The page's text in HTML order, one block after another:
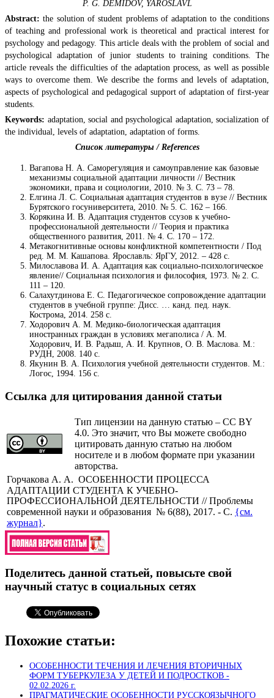
P. G. DEMIDOV, YAROSLAVL
Abstract:the solution of student problems of adaptation to the conditions
of teaching and professional work is theoretical and practical interest for
psychology and pedagogy. This article deals with the problem of social and
psychological adaptation of junior students to training conditions. The
article reveals the difficulties of the adaptation process, as well as possible
ways to overcome them. We describe the forms and levels of adaptation,
aspects of psychological and pedagogical support of adaptation of first-year
students.
Keywords: adaptation, social and psychological adaptation, socialization of
the individual, levels of adaptation, adaptation of forms.
Список литературы / References
Вагапова Н. А. Саморегуляция и самоуправление как базовые
механизмы социальной адаптации личности // Вестник
экономики, права и социологии, 2010. № 3. С. 73 – 78.
Елгина Л. С. Социальная адаптация студентов в вузе // Вестник
Бурятского госуниверситета, 2010. № 5. С. 162 – 166.
Корякина И. В. Адаптация студентов ссузов к учебно-
профессиональной деятельности // Теория и практика
общественного развития, 2011. № 4. С. 170 – 172.
Метакогнитивные основы конфликтной компетентности / Под
ред. М. М. Кашапова. Ярославль: ЯрГУ, 2012. – 428 с.
Милославова И. А. Адаптация как социально-психологическое
явление// Социальная психология и философия, 1973. № 2. С.
111 – 120.
Салахутдинова Е. С. Педагогическое сопровождение адаптации
студентов в учебной группе: Дисс. … канд. пед. наук.
Кострома, 2014. 258 с.
Ходорович А. М. Медико-биологическая адаптация
иностранных граждан в условиях мегаполиса / А. М.
Ходорович, И. В. Радыш, А. И. Крупнов, О. В. Маслова. М.:
РУДН, 2008. 140 с.
Якунин В. А. Психология учебной деятельности студентов. М.:
Логос, 1994. 156 с.
Ссылка для цитирования данной статьи
Тип лицензии на данную статью – CC BY
4.0. Это значит, что Вы можете свободно
цитировать данную статью на любом
носителе и в любом формате при указании
авторства.
Горчакова А. А. ОСОБЕННОСТИ ПРОЦЕССА
АДАПТАЦИИ СТУДЕНТА К УЧЕБНО-
ПРОФЕССИОНАЛЬНОЙ ДЕЯТЕЛЬНОСТИ // Проблемы
современной науки и образования № 6(88), 2017. - С. {см.
журнал}.
Поделитесь данной статьей, повысьте свой
научный статус в социальных сетях
Похожие статьи:
ОСОБЕННОСТИ ТЕЧЕНИЯ И ЛЕЧЕНИЯ ВТОРИЧНЫХ
ФОРМ ТУБЕРКУЛЕЗА У ДЕТЕЙ И ПОДРОСТКОВ -
02.02.2026 г.
ПРАГМАТИЧЕСКИЕ ОСОБЕННОСТИ РУССКОЯЗЫЧНОГО